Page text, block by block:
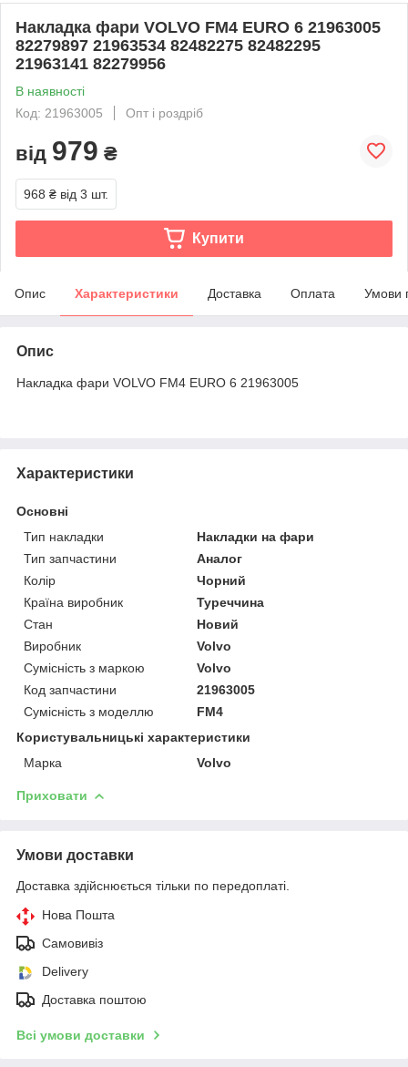
Накладка фари VOLVO FM4 EURO 6 21963005
82279897 21963534 82482275 82482295
21963141 82279956
В наявності
Код: 21963005
Опт і роздріб
від 979 ₴
968 ₴ від 3 шт.
Купити
Опис Характеристики Доставка Оплата Умови
Опис
Накладка фари VOLVO FM4 EURO 6 21963005
Характеристики
Основні
Тип накладки
Накладки на фари
Тип запчастини
Аналог
Колір
Чорний
Країна виробник
Туреччина
Стан
Новий
Виробник
Volvo
Сумісність з маркою
Volvo
Код запчастини
21963005
Сумісність з моделлю
FM4
Користувальницькі характеристики
Марка
Volvo
Приховати
Умови доставки
Доставка здійснюється тільки по передоплаті.
Нова Пошта
Самовивіз
Delivery
Доставка поштою
Всі умови доставки